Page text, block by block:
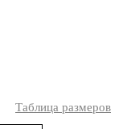
Таблица размеров